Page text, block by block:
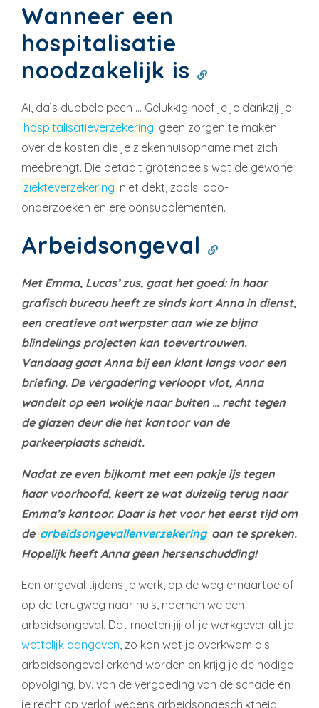
Wanneer een
hospitalisatie
noodzakelijk is
Ai, da’s dubbele pech … Gelukkig hoef je je dankzij je
hospitalisatieverzekering geen zorgen te maken
over de kosten die je ziekenhuisopname met zich
meebrengt. Die betaalt grotendeels wat de gewone
ziekteverzekering niet dekt, zoals labo-
onderzoeken en ereloonsupplementen.
Arbeidsongeval
Met Emma, Lucas’ zus, gaat het goed: in haar
grafisch bureau heeft ze sinds kort Anna in dienst,
een creatieve ontwerpster aan wie ze bijna
blindelings projecten kan toevertrouwen.
Vandaag gaat Anna bij een klant langs voor een
briefing. De vergadering verloopt vlot, Anna
wandelt op een wolkje naar buiten … recht tegen
de glazen deur die het kantoor van de
parkeerplaats scheidt.
Nadat ze even bijkomt met een pakje ijs tegen
haar voorhoofd, keert ze wat duizelig terug naar
Emma’s kantoor. Daar is het voor het eerst tijd om
de arbeidsongevallenverzekering aan te spreken.
Hopelijk heeft Anna geen hersenschudding!
Een ongeval tijdens je werk, op de weg ernaartoe of
op de terugweg naar huis, noemen we een
arbeidsongeval. Dat moeten jij of je werkgever altijd
wettelijk aangeven , zo kan wat je overkwam als
arbeidsongeval erkend worden en krijg je de nodige
opvolging, bv. van de vergoeding van de schade en
je recht op verlof wegens arbeidsongeschiktheid.